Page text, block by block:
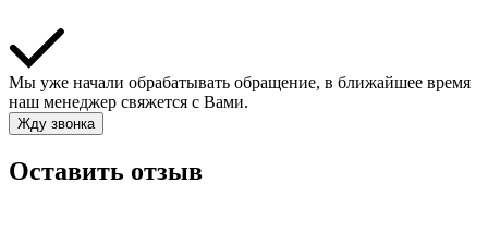
Мы уже начали обрабатывать обращение, в ближайшее время
наш менеджер свяжется с Вами.
Жду звонка
Оставить отзыв